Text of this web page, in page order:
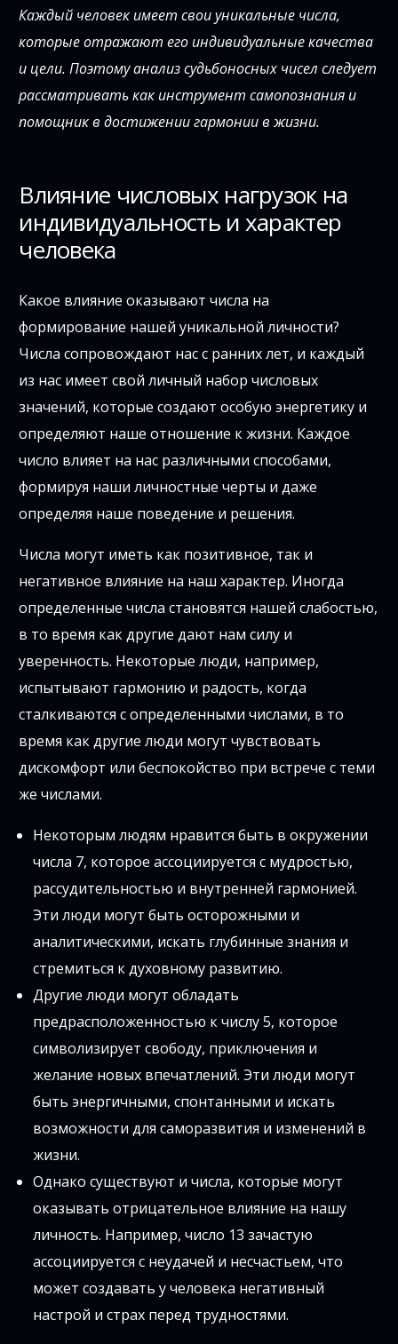
Каждый человек имеет свои уникальные числа,
которые отражают его индивидуальные качества
и цели. Поэтому анализ судьбоносных чисел следует
рассматривать как инструмент самопознания и
помощник в достижении гармонии в жизни.
Влияние числовых нагрузок на
индивидуальность и характер
человека
Какое влияние оказывают числа на
формирование нашей уникальной личности?
Числа сопровождают нас с ранних лет, и каждый
из нас имеет свой личный набор числовых
значений, которые создают особую энергетику и
определяют наше отношение к жизни. Каждое
число влияет на нас различными способами,
формируя наши личностные черты и даже
определяя наше поведение и решения.
Числа могут иметь как позитивное, так и
негативное влияние на наш характер. Иногда
определенные числа становятся нашей слабостью,
в то время как другие дают нам силу и
уверенность. Некоторые люди, например,
испытывают гармонию и радость, когда
сталкиваются с определенными числами, в то
время как другие люди могут чувствовать
дискомфорт или беспокойство при встрече с теми
же числами.
Некоторым людям нравится быть в окружении
числа 7, которое ассоциируется с мудростью,
рассудительностью и внутренней гармонией.
Эти люди могут быть осторожными и
аналитическими, искать глубинные знания и
стремиться к духовному развитию.
Другие люди могут обладать
предрасположенностью к числу 5, которое
символизирует свободу, приключения и
желание новых впечатлений. Эти люди могут
быть энергичными, спонтанными и искать
возможности для саморазвития и изменений в
жизни.
Однако существуют и числа, которые могут
оказывать отрицательное влияние на нашу
личность. Например, число 13 зачастую
ассоциируется с неудачей и несчастьем, что
может создавать у человека негативный
настрой и страх перед трудностями.